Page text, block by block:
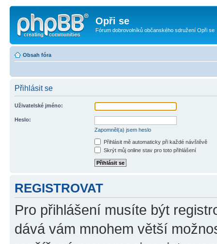
Opři se
Fórum dobrovolníků občanského sdružení Opři se
Obsah fóra
Přihlásit se
Uživatelské jméno:
Heslo:
Zapomněl(a) jsem heslo
Přihlásit mě automaticky při každé návštěvě
Skrýt můj online stav pro toto přihlášení
REGISTROVAT
Pro přihlášení musíte být
dává vám mnohem větší